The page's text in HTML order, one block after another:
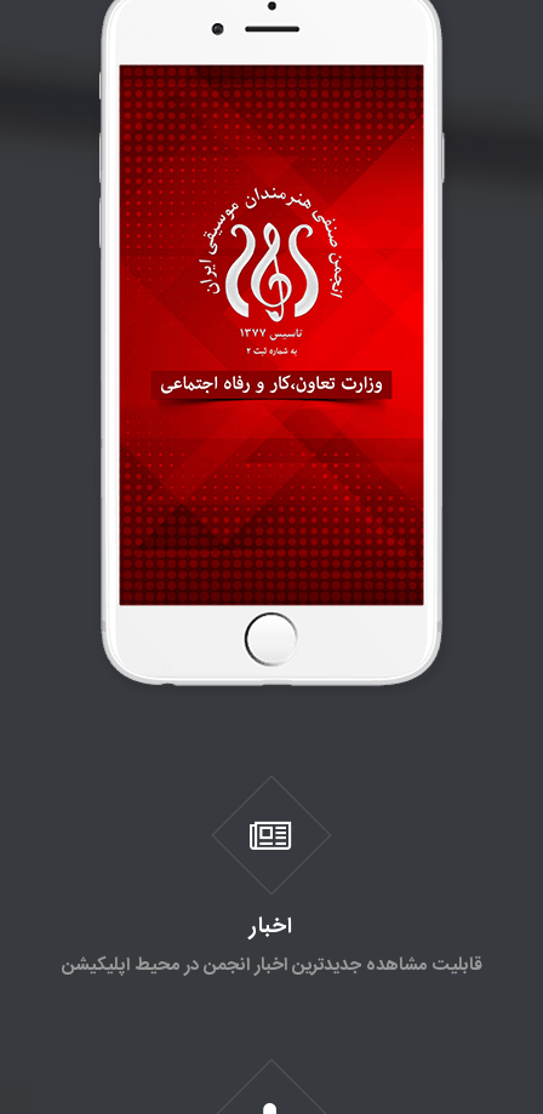
اخبار
قابلیت مشاهده جدیدترین اخبار انجمن در محیط اپلیکیشن